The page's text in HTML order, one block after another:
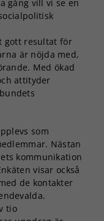
gång vill vi se en
gott resultat för
är nöjda med,
Med ökad
attityder
som
Nästan
kommunikation
visar också
de kontakter
tio